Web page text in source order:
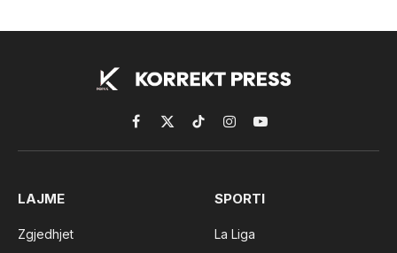
Facebook
X
(Twitter)
TikTokInstagramYouTube
LAJME
Zgjedhjet
SPORTI
La Liga